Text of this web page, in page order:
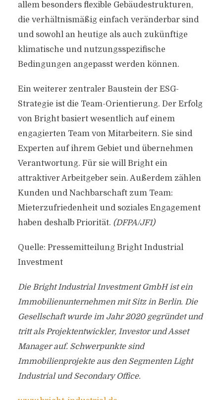
allem besonders flexible Gebäudestrukturen,
die verhältnismäßig einfach veränderbar sind
und sowohl an heutige als auch zukünftige
klimatische und nutzungsspezifische
Bedingungen angepasst werden können.
Ein weiterer zentraler Baustein der ESG-
Strategie ist die Team-Orientierung. Der Erfolg
von Bright basiert wesentlich auf einem
engagierten Team von Mitarbeitern. Sie sind
Experten auf ihrem Gebiet und übernehmen
Verantwortung. Für sie will Bright ein
attraktiver Arbeitgeber sein. Außerdem zählen
Kunden und Nachbarschaft zum Team:
Mieterzufriedenheit und soziales Engagement
haben deshalb Priorität. (DFPA/JF1)
Quelle: Pressemitteilung Bright Industrial
Investment
Die Bright Industrial Investment GmbH ist ein
Immobilienunternehmen mit Sitz in Berlin. Die
Gesellschaft wurde im Jahr 2020 gegründet und
tritt als Projektentwickler, Investor und Asset
Manager auf. Schwerpunkte sind
Immobilienprojekte aus den Segmenten Light
Industrial und Secondary Office.